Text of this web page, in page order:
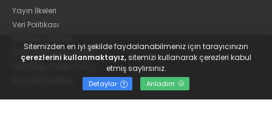
Yayın İlkeleri
Veri Politikası
KVKK Aydınlatma Metni
Sitemizden en iyi şekilde faydalanabilmeniz için tarayıcınızın
çerezlerini kullanmaktayız,sitemizi kullanarak çerezleri kabul
etmiş saylırsınız.
Detaylar Anladım